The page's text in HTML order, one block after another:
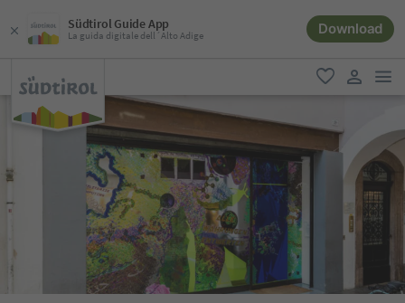
Südtirol Guide App
La guida digitale dell´Alto Adige Download
favoriti
user link